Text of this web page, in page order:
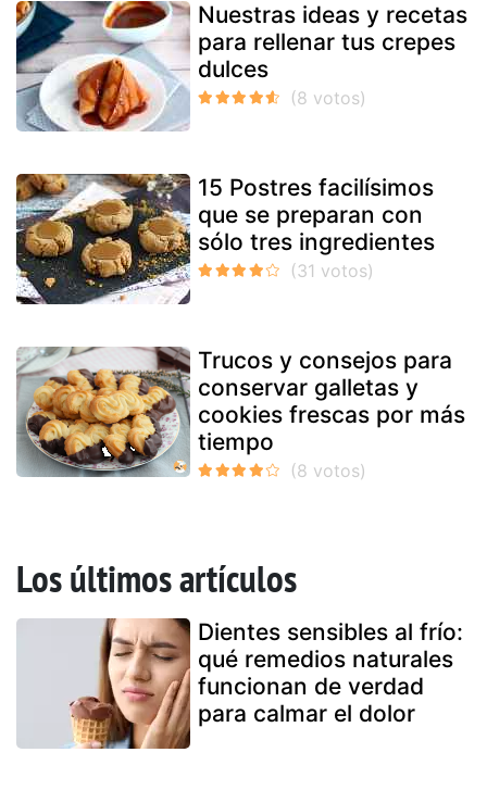
Nuestras ideas y recetas
para rellenar tus crepes
dulces
15 Postres facilísimos
que se preparan con
sólo tres ingredientes
Trucos y consejos para
conservar galletas y
cookies frescas por más
tiempo
Los últimos artículos
Dientes sensibles al frío:
qué remedios naturales
funcionan de verdad
para calmar el dolor